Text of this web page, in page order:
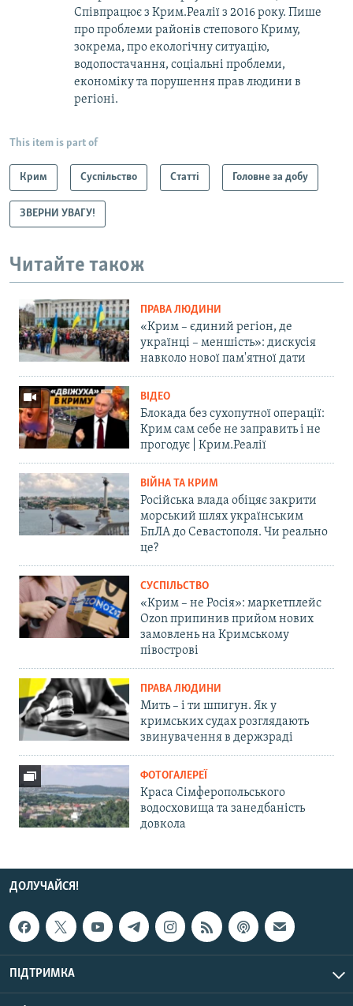
Співпрацює з Крим.Реалії з 2016 року. Пише
про проблеми районів степового Криму,
зокрема, про екологічну ситуацію,
водопостачання, соціальні проблеми,
економіку та порушення прав людини в
регіоні.
This item is part of
Крим Суспільство Статті Головне за добу
ЗВЕРНИ УВАГУ!
Читайте також
ПРАВА ЛЮДИНИ
«Крим – єдиний регіон, де
українці – меншість»: дискусія
навколо нової пам'ятної дати
ВІДЕО
Блокада без сухопутної операції:
Крим сам себе не заправить і не
прогодує | Крим.Реалії
ВІЙНА ТА КРИМ
Російська влада обіцяє закрити
морський шлях українським
БпЛА до Севастополя. Чи реально
це?
СУСПІЛЬСТВО
«Крим – не Росія»: маркетплейс
Ozon припинив прийом нових
замовлень на Кримському
півострові
ПРАВА ЛЮДИНИ
Мить – і ти шпигун. Як у
кримських судах розглядають
звинувачення в держзраді
ФОТОГАЛЕРЕЇ
Краса Сімферопольського
водосховища та занедбаність
довкола
ДОЛУЧАЙСЯ!
ПІДТРИМКА